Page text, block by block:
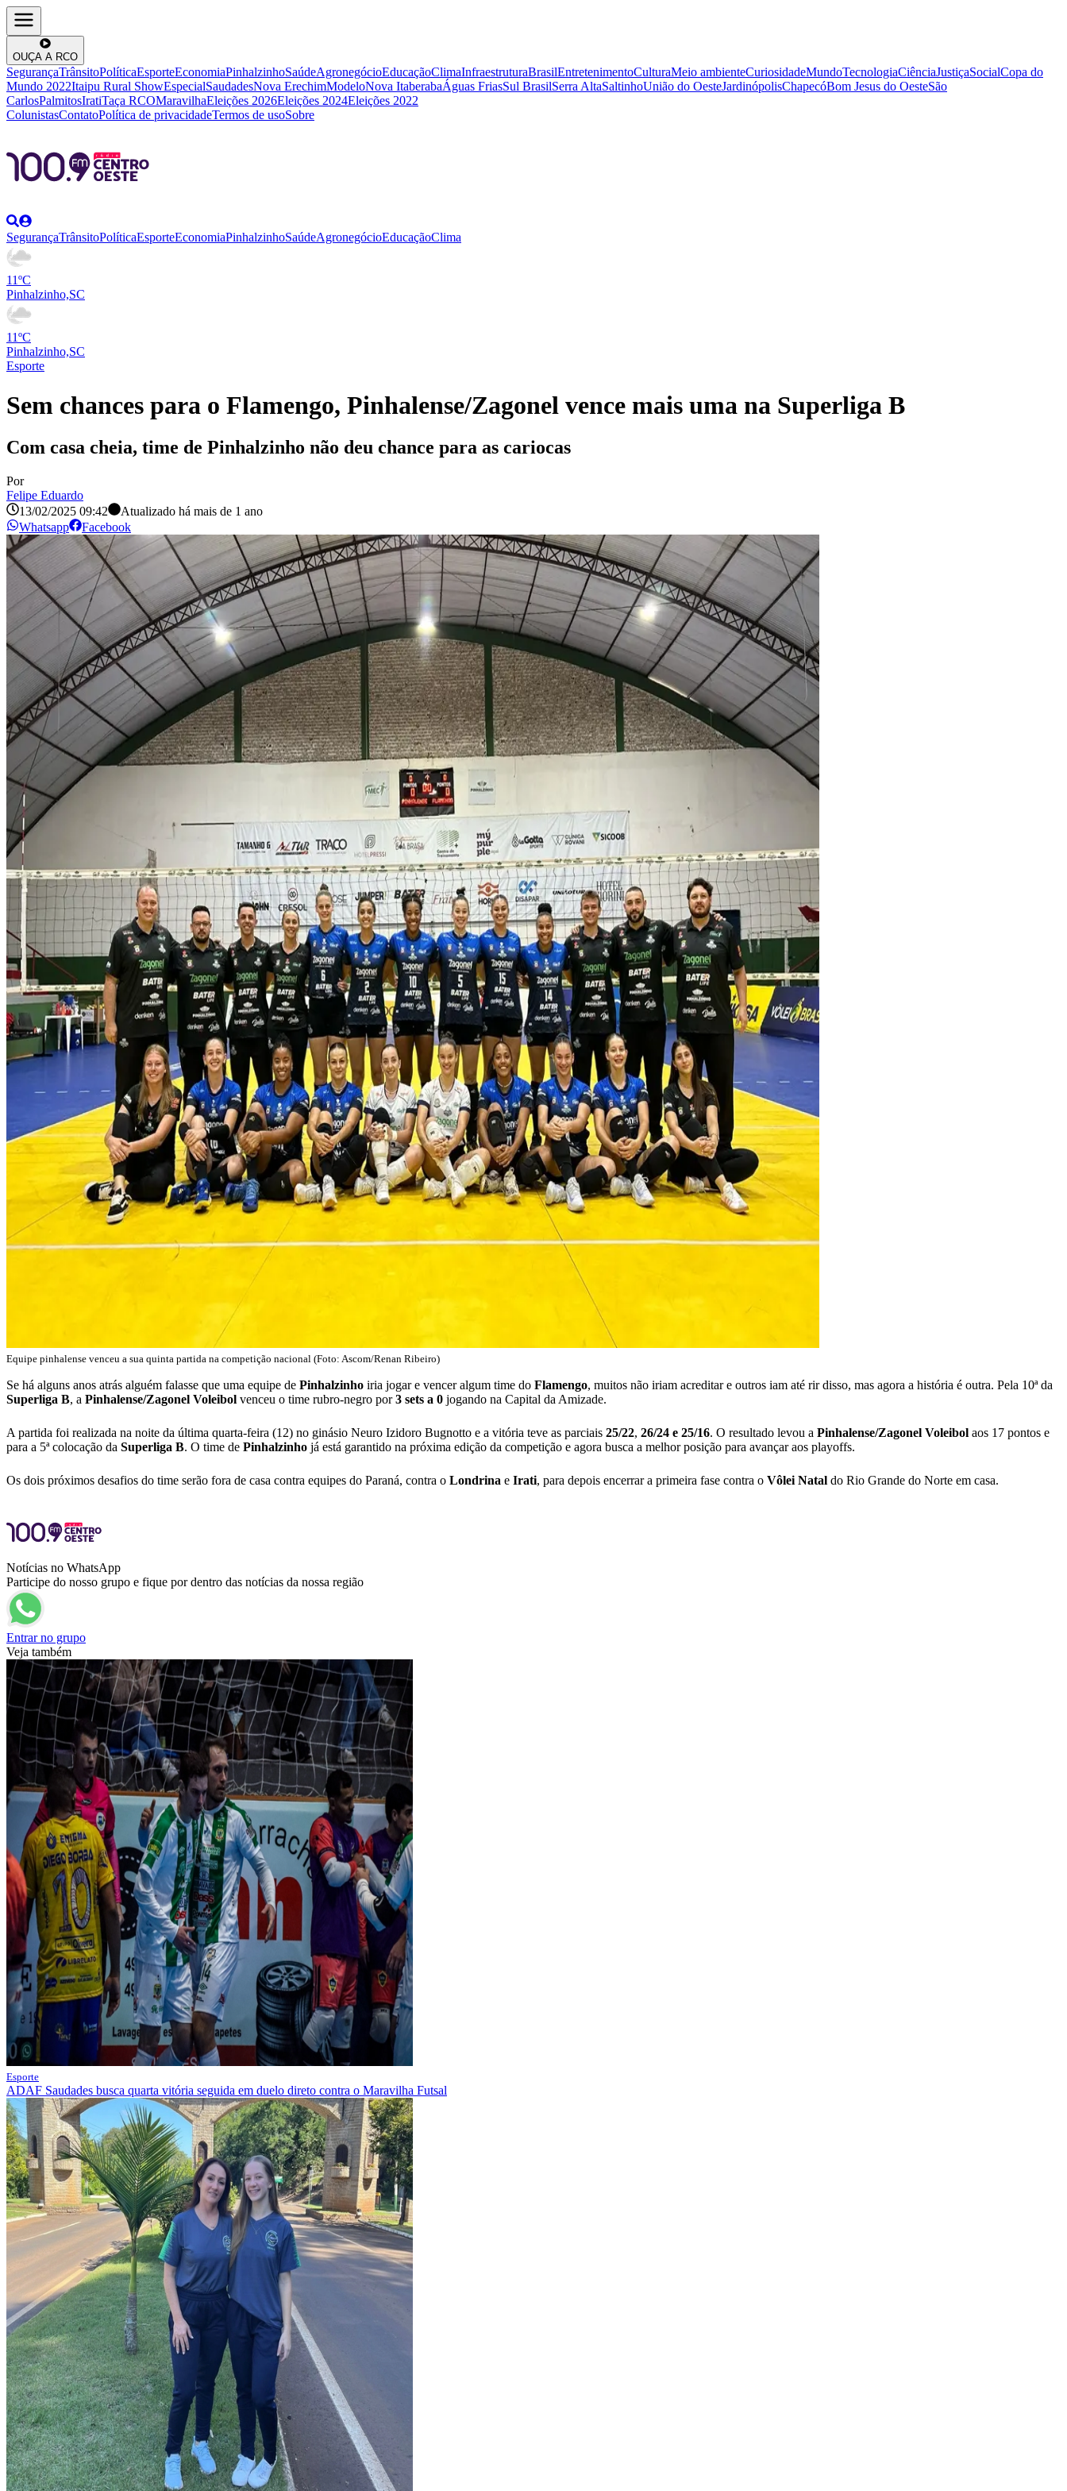
OUÇA A RCO
SegurançaTrânsitoPolíticaEsporteEconomiaPinhalzinhoSaúdeAgronegócioEducaçãoClimaInfraestruturaBrasilEntretenimentoCulturaMeio ambienteCuriosidadeMundoTecnologiaCiênciaJustiçaSocialCopa do
Mundo 2022Itaipu Rural ShowEspecialSaudadesNova ErechimModeloNova ItaberabaÁguas FriasSul BrasilSerra AltaSaltinhoUnião do OesteJardinópolisChapecóBom Jesus do OesteSão
CarlosPalmitosIratiTaça RCOMaravilhaEleições 2026Eleições 2024Eleições 2022
ColunistasContatoPolítica de privacidadeTermos de usoSobre
SegurançaTrânsitoPolíticaEsporteEconomiaPinhalzinhoSaúdeAgronegócioEducaçãoClima
11ºC
Pinhalzinho,SC
11ºC
Pinhalzinho,SC
Esporte
Sem chances para o Flamengo, Pinhalense/Zagonel vence mais uma na Superliga B
Com casa cheia, time de Pinhalzinho não deu chance para as cariocas
Por
Felipe Eduardo
13/02/2025 09:42
Atualizado há mais de 1 ano
Whatsapp
Facebook
Equipe pinhalense venceu a sua quinta partida na competição nacional (Foto: Ascom/Renan Ribeiro)
Se há alguns anos atrás alguém falasse que uma equipe de Pinhalzinho iria jogar e vencer algum time do Flamengo, muitos não iriam acreditar e outros iam até rir disso, mas agora a história é outra. Pela 10ª da
Superliga B, a Pinhalense/Zagonel Voleibol venceu o time rubro-negro por3 sets a 0 jogando na Capital da Amizade.
A partida foi realizada na noite da última quarta-feira (12) no ginásio Neuro Izidoro Bugnotto e a vitória teve as parciais 25/22, 26/24 e 25/16. O resultado levou a Pinhalense/Zagonel Voleibol aos 17 pontos e
para a 5ª colocação da Superliga B. O time de Pinhalzinho já está garantido na próxima edição da competição e agora busca a melhor posição para avançar aos playoffs.
Os dois próximos desafios do time serão fora de casa contra equipes do Paraná, contra o Londrina e Irati, para depois encerrar a primeira fase contra o Vôlei Natal do Rio Grande do Norte em casa.
Notícias no WhatsApp
Participe do nosso grupo e fique por dentro das notícias da nossa região
Entrar no grupo
Veja também
Esporte
ADAF Saudades busca quarta vitória seguida em duelo direto contra o Maravilha Futsal